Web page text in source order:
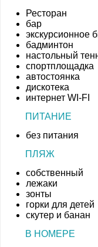
Ресторан
бар
экскурсионное
бадминтон
настольный
спортплощадка
автостоянка
дискотека
интернет WI-FI
ПИТАНИЕ
без питания
ПЛЯЖ
собственный
лежаки
зонты
горки для детей
скутер и банан
В НОМЕРЕ